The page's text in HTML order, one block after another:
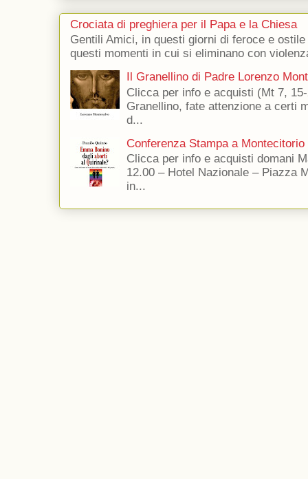
Crociata di preghiera per il Papa e la Chiesa
Gentili Amici, in questi giorni di feroce e
questi momenti in cui si eliminano con
Il Granellino di Padre Lorenzo
Clicca per info e acquisti (Mt 7,
Granellino, fate attenzione a certi
d...
Conferenza Stampa a Montecitorio
Clicca per info e acquisti domani
12.00 – Hotel Nazionale – Piazza
in...